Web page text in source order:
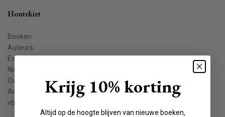
Houtekiet
Boeken
Auteurs
Evenementen
Nieuws
Over ons
Auteur worden
vbkbelgie.be
Krijg 10% korting
Altijd op de hoogte blijven van nieuwe boeken,